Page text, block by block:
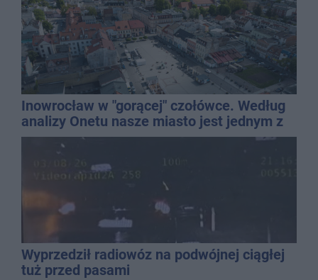
Inowrocław w "gorącej" czołówce. Według
analizy Onetu nasze miasto jest jednym z
najbardziej narażonych na upały
Wyprzedził radiowóz na podwójnej ciągłej
tuż przed pasami